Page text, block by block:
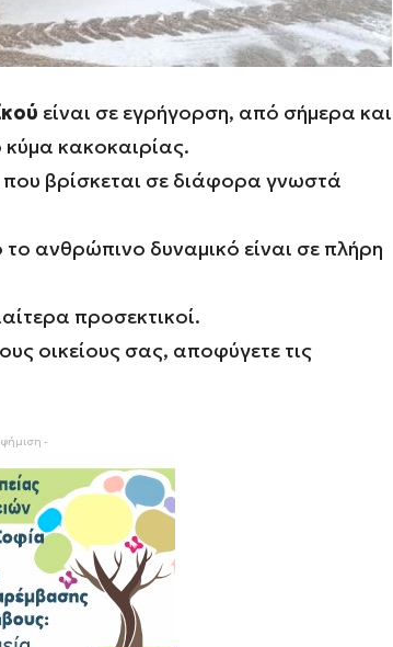
είναι σε εγρήγορση, από σήμερα και
κύμα κακοκαιρίας.
βρίσκεται σε διάφορα γνωστά
ανθρώπινο δυναμικό είναι σε πλήρη
προσεκτικοί.
οικείους σας, αποφύγετε τις
-